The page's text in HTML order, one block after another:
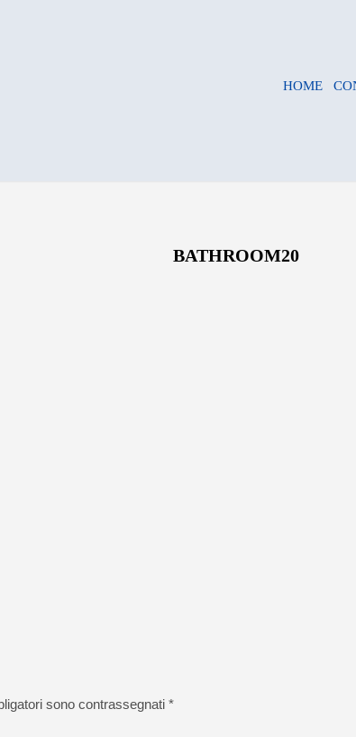
HOME
BATHROOM20
sono contrassegnati *